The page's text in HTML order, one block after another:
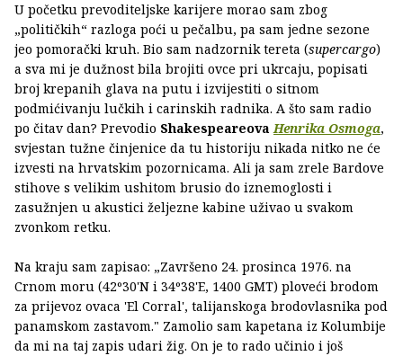
U početku prevoditeljske karijere morao sam zbog
„političkih“ razloga poći u pečalbu, pa sam jedne sezone
jeo pomorački kruh. Bio sam nadzornik tereta (supercargo)
a sva mi je dužnost bila brojiti ovce pri ukrcaju, popisati
broj krepanih glava na putu i izvijestiti o sitnom
podmićivanju lučkih i carinskih radnika. A što sam radio
po čitav dan? Prevodio ShakespeareovaHenrika Osmoga,
svjestan tužne činjenice da tu historiju nikada nitko ne će
izvesti na hrvatskim pozornicama. Ali ja sam zrele Bardove
stihove s velikim ushitom brusio do iznemoglosti i
zasužnjen u akustici željezne kabine uživao u svakom
zvonkom retku.
Na kraju sam zapisao: „Završeno 24. prosinca 1976. na
Crnom moru (42º30'N i 34º38'E, 1400 GMT) ploveći brodom
za prijevoz ovaca 'El Corral', talijanskoga brodovlasnika pod
panamskom zastavom." Zamolio sam kapetana iz Kolumbije
da mi na taj zapis udari žig. On je to rado učinio i još